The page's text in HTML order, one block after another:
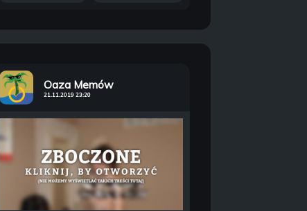
Oaza Memów
21.11.2019 23:20